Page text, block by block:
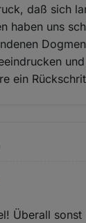
daß sich
haben uns
ein
Überall